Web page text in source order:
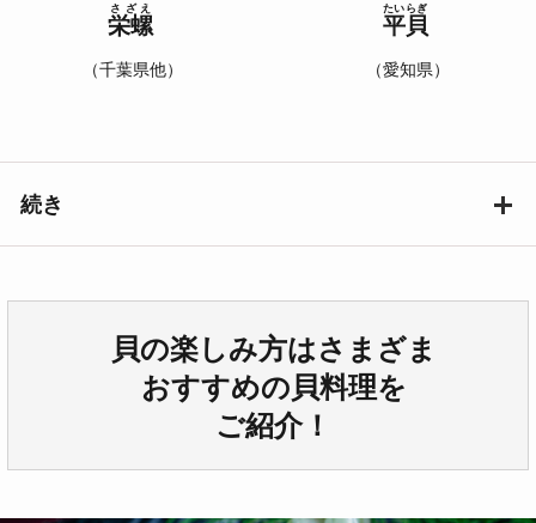
栄螺
さざえ
（千葉県他）
平貝
たいらぎ
（愛知県）
続き
貝の楽しみ方はさまざま
おすすめの貝料理を
ご紹介！